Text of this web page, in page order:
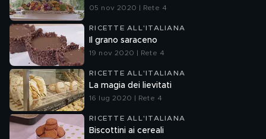
05 nov 2020 | Rete 4
RICETTE ALL'ITALIANA
Il grano saraceno
19 nov 2020 | Rete 4
RICETTE ALL'ITALIANA
La magia dei lievitati
16 lug 2020 | Rete 4
RICETTE ALL'ITALIANA
Biscottini ai cereali